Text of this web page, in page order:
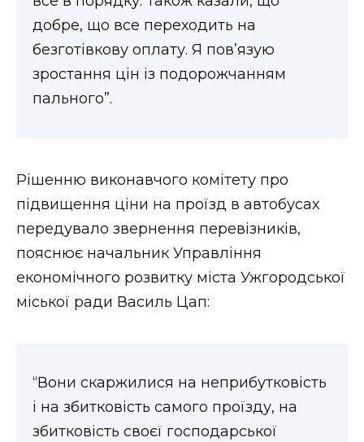
добре, що все переходить на
безготівкову оплату. Я пов’язую
зростання цін із подорожчанням
пального”.
Рішенню виконавчого комітету про
підвищення ціни на проїзд в автобусах
передувало звернення перевізників,
пояснює начальник Управління
економічного розвитку міста Ужгородської
міської ради Василь Цап:
“Вони скаржилися на неприбутковість
і на збитковість самого проїзду, на
збитковість своєї господарської